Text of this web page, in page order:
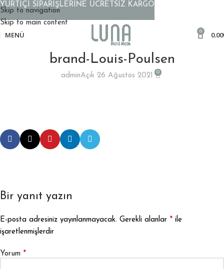
Skip to navigation
Skip to main content
MENÜ 0 0.00
brand-Louis-Poulsen
adminAçık 26 Ağustos 2021 0
Bir yanıt yazın
E-posta adresiniz yayınlanmayacak. Gerekli alanlar * ile
işaretlenmişlerdir
Yorum *
YURTİÇİ SİPARİŞLERİNE ÜCRETSİZ KARGO